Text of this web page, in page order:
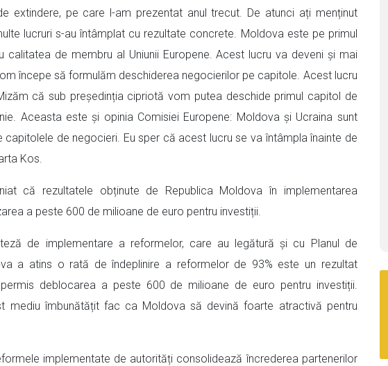
extindere, pe care l-am prezentat anul trecut. De atunci ați menținut
lucruri s-au întâmplat cu rezultate concrete. Moldova este pe primul
calitatea de membru al Uniunii Europene. Acest lucru va deveni și mai
începe să formulăm deschiderea negocierilor pe capitole. Acest lucru
că sub președinția cipriotă vom putea deschide primul capitol de
Aceasta este și opinia Comisiei Europene: Moldova și Ucraina sunt
de negocieri. Eu sper că acest lucru se va întâmpla înainte de
Kos.
că rezultatele obținute de Republica Moldova în implementarea
a peste 600 de milioane de euro pentru investiții.
de implementare a reformelor, care au legătură și cu Planul de
a atins o rată de îndeplinire a reformelor de 93% este un rezultat
deblocarea a peste 600 de milioane de euro pentru investiții.
mediu îmbunătățit fac ca Moldova să devină foarte atractivă pentru
implementate de autorități consolidează încrederea partenerilor